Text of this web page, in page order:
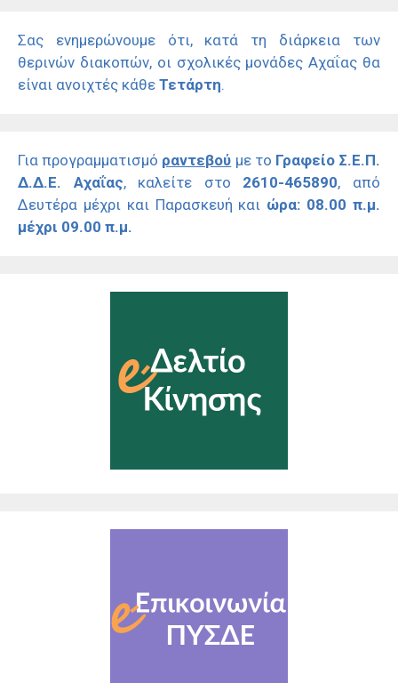
Σας ενημερώνουμε ότι, κατά τη διάρκεια των
θερινών διακοπών, οι σχολικές μονάδες Αχαΐας θα
είναι ανοιχτές κάθε Τετάρτη.
Για προγραμματισμό ραντεβού με το Γραφείο Σ.Ε.Π.
Δ.Δ.Ε. Αχαΐας, καλείτε στο 2610-465890, από
Δευτέρα μέχρι και Παρασκευή και ώρα: 08.00 π.μ.
μέχρι 09.00 π.μ.